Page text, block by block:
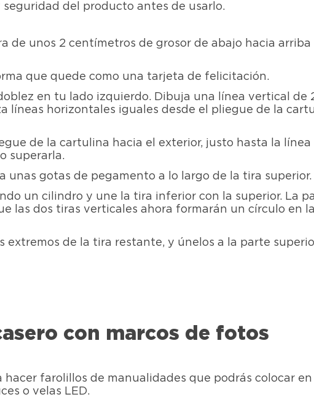
del producto antes de usarlo.
de unos 2 centímetros de grosor de abajo hacia arriba
que quede como una tarjeta de felicitación.
en tu lado izquierdo. Dibuja una línea vertical de
líneas horizontales iguales desde el pliegue de la
de la cartulina hacia el exterior, justo hasta la
superarla.
unas gotas de pegamento a lo largo de la tira superior.
un cilindro y une la tira inferior con la superior. La
las dos tiras verticales ahora formarán un círculo en
extremos de la tira restante, y únelos a la parte
con marcos de fotos
farolillos de manualidades que podrás colocar en
o velas LED.